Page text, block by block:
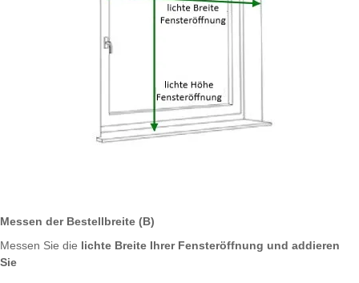
Messen der Bestellbreite (B)
Messen Sie die lichte Breite Ihrer Fensteröffnung und addieren
Sie